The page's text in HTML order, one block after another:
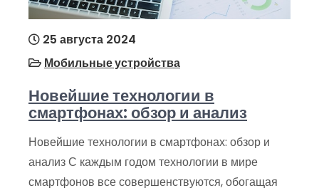
25 августа 2024
Мобильные устройства
Новейшие технологии в
смартфонах: обзор и анализ
Новейшие технологии в смартфонах: обзор и
анализ С каждым годом технологии в мире
смартфонов все совершенствуются, обогащая